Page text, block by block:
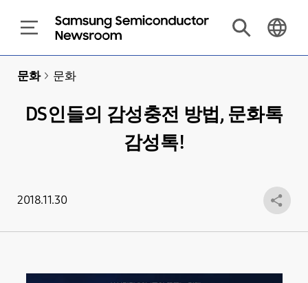
문화 > 문화
DS인들의 감성충전 방법, 문화톡
감성톡!
2018.11.30